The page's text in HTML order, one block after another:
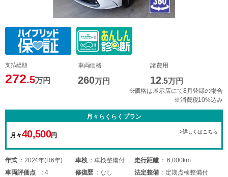
支払総額
272.5万円
車両価格
260万円
諸費用
12.5万円
※価格は展示店にて8月登録の場合
※消費税10%込み
月々らくらくプラン
月々40,500円
>詳しくはこちら
年式 2024年(R6年) 車検 車検整備付 走行距離
6,000km
車両評価点 4 修復歴 なし 法定整備
定期点検整備付